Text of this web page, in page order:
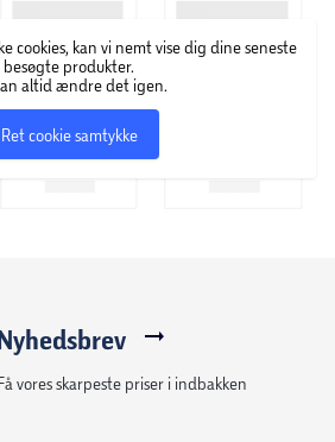
cookies, kan vi nemt vise dig dine seneste
besøgte produkter.
altid ændre det igen.
Ret cookie samtykke
vores skarpeste priser i indbakken